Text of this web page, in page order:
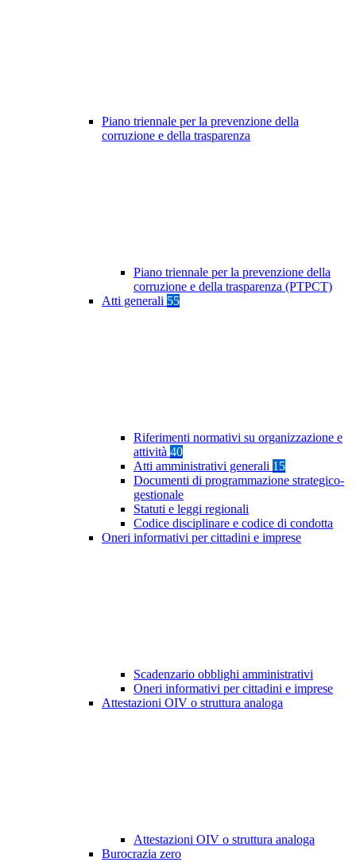
Piano triennale per la prevenzione della
corruzione e della trasparenza
Piano triennale per la prevenzione della
corruzione e della trasparenza (PTPCT)
Atti generali 55
Riferimenti normativi su organizzazione e
attività 40
Atti amministrativi generali 15
Documenti di programmazione strategico-
gestionale
Statuti e leggi regionali
Codice disciplinare e codice di condotta
Oneri informativi per cittadini e imprese
Scadenzario obblighi amministrativi
Oneri informativi per cittadini e imprese
Attestazioni OIV o struttura analoga
Attestazioni OIV o struttura analoga
Burocrazia zero